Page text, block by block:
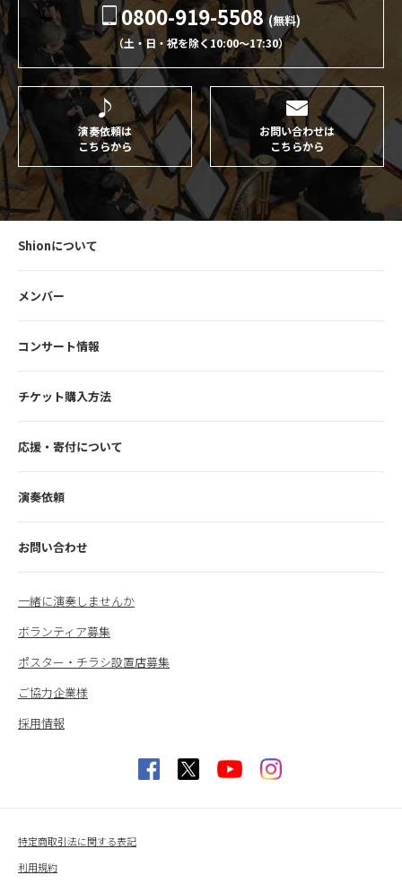
0800-919-5508 (無料)
（土・日・祝を除く10:00〜17:30）
演奏依頼は
こちらから
お問い合わせは
こちらから
Shionについて
メンバー
コンサート情報
チケット購入方法
応援・寄付について
演奏依頼
お問い合わせ
一緒に演奏しませんか
ボランティア募集
ポスター・チラシ設置店募集
ご協力企業様
採用情報
特定商取引法に関する表記
利用規約